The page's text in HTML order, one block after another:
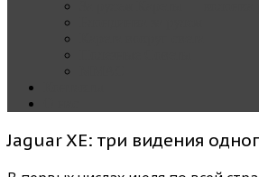
Jaguar XE: три видения